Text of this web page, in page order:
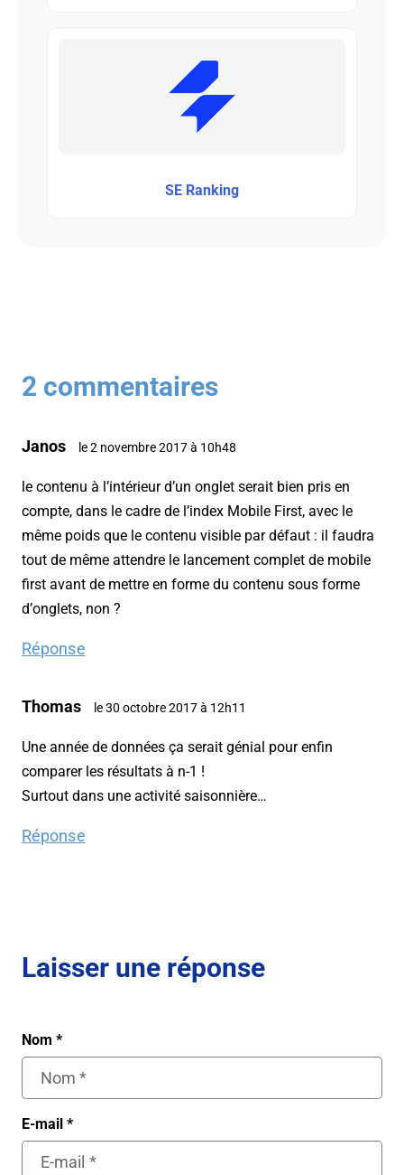
SE Ranking
2 commentaires
Janos le 2 novembre 2017 à 10h48
le contenu à l’intérieur d’un onglet serait bien pris en
compte, dans le cadre de l’index Mobile First, avec le
même poids que le contenu visible par défaut : il faudra
tout de même attendre le lancement complet de mobile
first avant de mettre en forme du contenu sous forme
d’onglets, non ?
Réponse
Thomas le 30 octobre 2017 à 12h11
Une année de données ça serait génial pour enfin
comparer les résultats à n-1 !
Surtout dans une activité saisonnière…
Réponse
Laisser une réponse
Nom *
E-mail *